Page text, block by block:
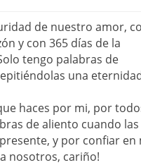
de nuestro amor,
y con 365 días de la
tengo palabras de
una
haces por mi, por
de aliento cuando
y por confiar en
nosotros, cariño!